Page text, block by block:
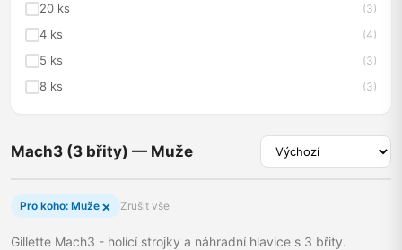
20 ks (3)
4 ks (4)
5 ks (3)
8 ks (3)
Mach3 (3 břity) — Muže
Pro koho: Muže × Zrušit vše
Gillette Mach3 - holící strojky a náhradní hlavice s 3 břity.